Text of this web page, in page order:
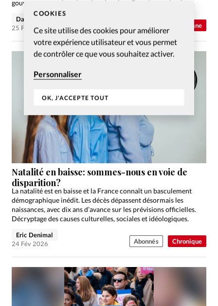
COOKIES
Ce site utilise des cookies pour améliorer
votre expérience utilisateur et vous permet
de contrôler ce que vous souhaitez activer.
Personnaliser
OK, J'ACCEPTE TOUT
Actualité chrétienne
gouvernance et de prévention des abus. Enquête et réactions.
David Métreau
25 Fév 2026
Abonnés
Chronique
Natalité en baisse: sommes-nous en voie de
disparition?
La natalité est en baisse et la France connaît un basculement
démographique inédit. Les décès dépassent désormais les
naissances, avec dix ans d’avance sur les prévisions officielles.
Décryptage des causes culturelles, sociales et idéologiques.
Eric Denimal
24 Fév 2026
Abonnés